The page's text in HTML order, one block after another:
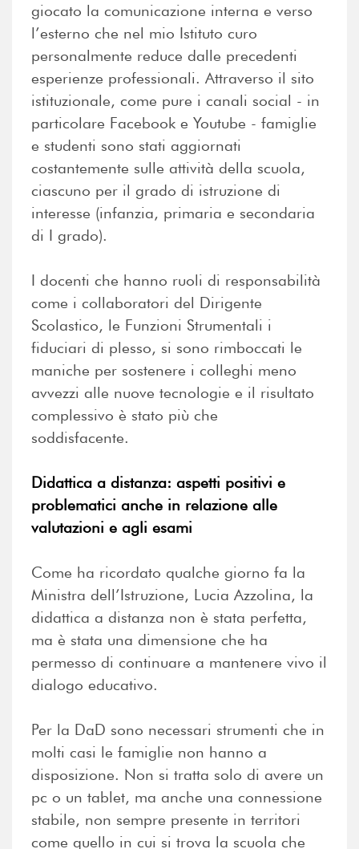
giocato la comunicazione interna e verso
l’esterno che nel mio Istituto curo
personalmente reduce dalle precedenti
esperienze professionali. Attraverso il sito
istituzionale, come pure i canali social - in
particolare Facebook e Youtube - famiglie
e studenti sono stati aggiornati
costantemente sulle attività della scuola,
ciascuno per il grado di istruzione di
interesse (infanzia, primaria e secondaria
di I grado).
I docenti che hanno ruoli di responsabilità
come i collaboratori del Dirigente
Scolastico, le Funzioni Strumentali i
fiduciari di plesso, si sono rimboccati le
maniche per sostenere i colleghi meno
avvezzi alle nuove tecnologie e il risultato
complessivo è stato più che
soddisfacente.
Didattica a distanza: aspetti positivi e
problematici anche in relazione alle
valutazioni e agli esami
Come ha ricordato qualche giorno fa la
Ministra dell’Istruzione, Lucia Azzolina, la
didattica a distanza non è stata perfetta,
ma è stata una dimensione che ha
permesso di continuare a mantenere vivo il
dialogo educativo.
Per la DaD sono necessari strumenti che in
molti casi le famiglie non hanno a
disposizione. Non si tratta solo di avere un
pc o un tablet, ma anche una connessione
stabile, non sempre presente in territori
come quello in cui si trova la scuola che